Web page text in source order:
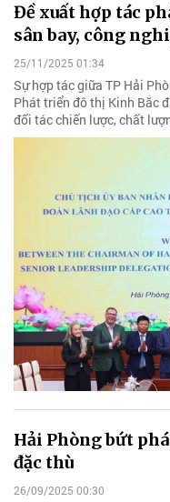
Đề xuất hợp tác
sân bay, công
25/11/2025 01:34
Sự hợp tác giữa TP Hải
Phát triển đô thị Kinh Bắc
đối tác chiến lược, chất
Hải Phòng bứt
đặc thù
26/09/2025 00:30